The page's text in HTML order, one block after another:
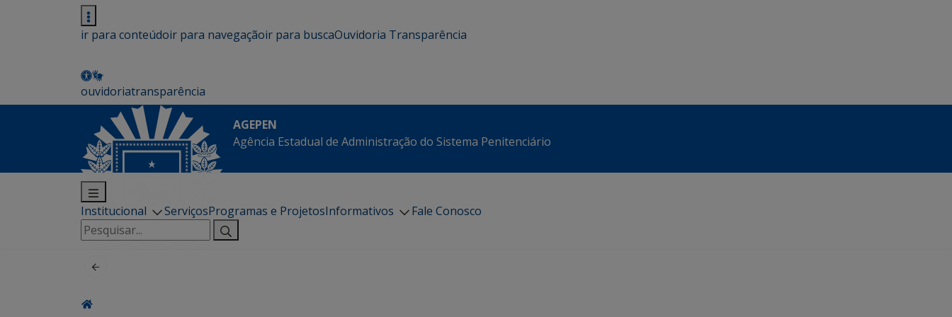
ir para conteúdoir para navegaçãoir para buscaOuvidoria Transparência
ouvidoriatransparência
AGEPEN
Agência Estadual de Administração do Sistema Penitenciário
Institucional ServiçosProgramas e ProjetosInformativos
Fale Conosco
Pesquisar
por: